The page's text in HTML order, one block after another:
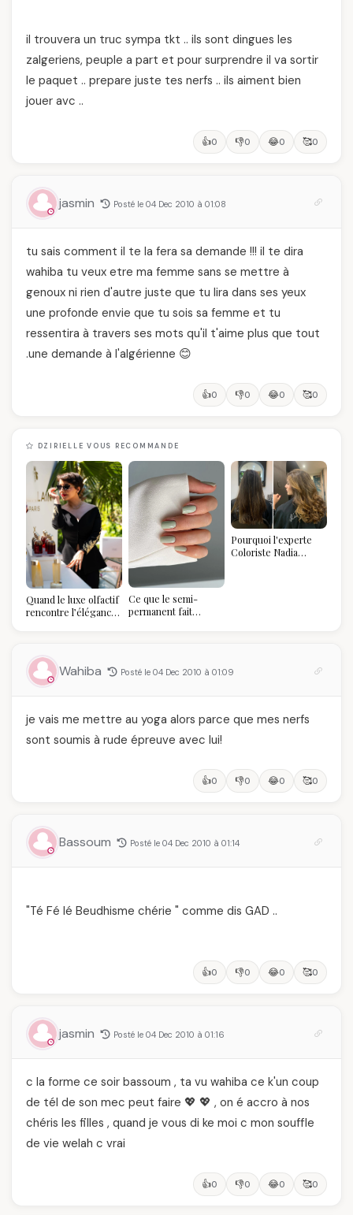
il trouvera un truc sympa tkt .. ils sont dingues les
zalgeriens, peuple a part et pour surprendre il va sortir
le paquet .. prepare juste tes nerfs .. ils aiment bien
jouer avc ..
👍0 👎0 😂0 🥰0
jasmin Posté le 04 Dec 2010 à 01:08
tu sais comment il te la fera sa demande !!! il te dira
wahiba tu veux etre ma femme sans se mettre à
genoux ni rien d'autre juste que tu lira dans ses yeux
une profonde envie que tu sois sa femme et tu
ressentira à travers ses mots qu'il t'aime plus que tout
.une demande à l'algérienne 😊
👍0 👎0 😂0 🥰0
DZIRIELLE VOUS RECOMMANDE
Quand le luxe olfactif
rencontre l’élégance
temps
Ce que le semi-
permanent fait
Pourquoi l'experte
Coloriste Nadia
Wahiba Posté le 04 Dec 2010 à 01:09
je vais me mettre au yoga alors parce que mes nerfs
sont soumis à rude épreuve avec lui!
👍0 👎0 😂0 🥰0
Bassoum Posté le 04 Dec 2010 à 01:14
"Té Fé lé Beudhisme chérie " comme dis GAD ..
👍0 👎0 😂0 🥰0
jasmin Posté le 04 Dec 2010 à 01:16
c la forme ce soir bassoum , ta vu wahiba ce k'un coup
de tél de son mec peut faire 💖 💖 , on é accro à nos
chéris les filles , quand je vous di ke moi c mon souffle
de vie welah c vrai
👍0 👎0 😂0 🥰0